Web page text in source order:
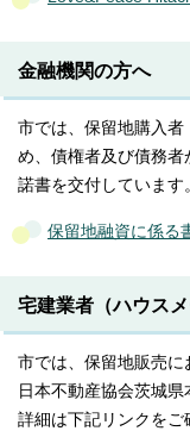
金融機関の方へ
市では、保留地購入
め、債権者及び債務
諾書を交付しています
保留地融資に係る
宅建業者（ハウス
市では、保留地販売
日本不動産協会茨城
詳細は下記リンクを